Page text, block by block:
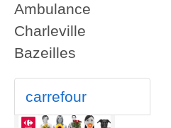
Ambulance
Charleville
Bazeilles
carrefour